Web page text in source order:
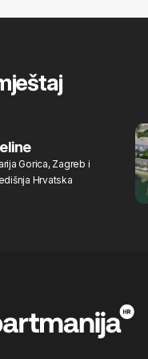
Gorica, Zagreb i
Hrvatska